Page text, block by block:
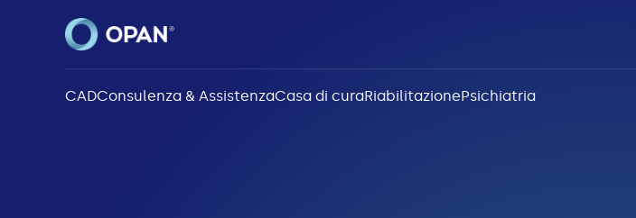
CADConsulenza & AssistenzaCasa di curaRiabilitazionePsichiatria